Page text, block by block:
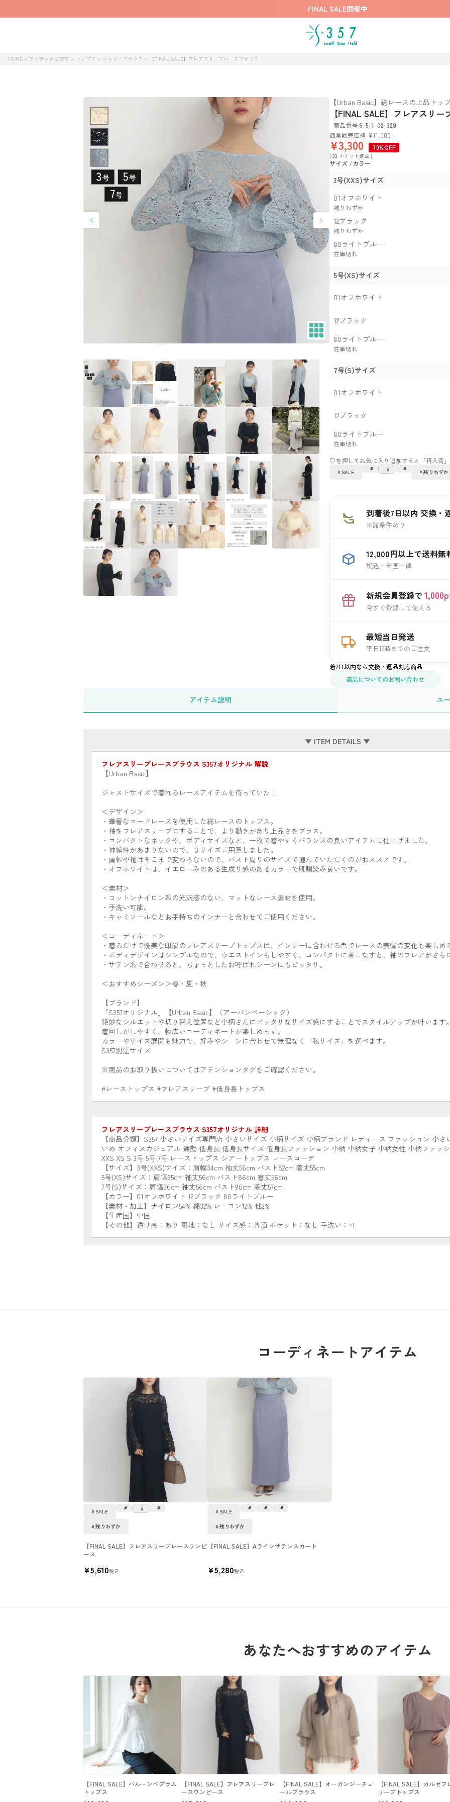
FINAL SALE開催中
HOME アイテムから探す トップス シャツ・ブラウス 【FINAL SALE】フレアスリーブレースブラウス
【Urban Basic】総レースの上品トッ
【FINAL SALE】フレアスリ
商品番号6-5-1-02-329
通常販売価格 ¥11,000
¥3,300 70%OFF
[ 33 ポイント進呈 ]
サイズ カラー
3号(XXS)サイズ
01オフホワイト
残りわずか
12ブラック
残りわずか
80ライトブルー
在庫切れ
5号(XS)サイズ
01オフホワイト
12ブラック
80ライトブルー
在庫切れ
7号(S)サイズ
01オフホワイト
12ブラック
80ライトブルー
在庫切れ
SALE 残りわずか
到着後7日以内 交換・
※諸条件あり
12,000円以上で送料無
税込・全国一律
新規会員登録で
今すぐ登録して使える
最短当日発送
平日12時までのご注文
着7日以内なら交換・返品対応商品
商品についてのお問い合わせ
アイテム説明 ユ
▼ ITEM DETAILS ▼
フレアスリーブレースブラウス S357オリジナル 解説
【Urban Basic】
ジャストサイズで着れるレースアイテムを待っていた！
＜デザイン＞
・華奢なコードレースを使用した総レースのトップス。
・袖をフレアスリーブにすることで、より動きがあり上品さをプラス。
・コンパクトなネックや、ボディサイズなど、一枚で着やすくバランスの良いアイテムに仕上げました。
・伸縮性があまりないので、３サイズご用意しました。
・肩幅や袖はそこまで変わらないので、バスト周りのサイズで選んでいただくのがおススメです。
・オフホワイトは、イエローみのある生成り感のあるカラーで肌馴染み良いです。
＜素材＞
・コットンナイロン系の光沢感のない、マットなレース素材を使用。
・手洗い可能。
・キャミソールなどお手持ちのインナーと合わせてご使用ください。
＜コーディネート＞
・着るだけで優美な印象のフレアスリーブトップスは、インナーに合わせる色でレースの表情の変化も楽しめ
・ボディデザインはシンプルなので、ウエストインもしやすく、コンパクトに着こなすと、袖のフレアがさら
・サテン系で合わせると、ちょっとしたお呼ばれシーンにもピッタリ。
＜おすすめシーズン＞春・夏・秋
【ブランド】
「S357オリジナル」【Urban Basic】（アーバンベーシック）
絶妙なシルエットや切り替え位置など小柄さんにピッタリなサイズ感にすることでスタイルアップが叶います。
着回しがしやすく、幅広いコーディネートが楽しめます。
カラーやサイズ展開も魅力で、好みやシーンに合わせて無理なく「私サイズ」を選べます。
S357別注サイズ
※商品のお取り扱いについてはアテンションタグをご確認ください。
#レーストップス #フレアスリーブ #低身長トップス
フレアスリーブレースブラウス S357オリジナル 詳細
【商品分類】S357 小さいサイズ専門店 小さいサイズ 小柄サイズ 小柄ブランド レディース ファッション 小
いめ オフィスカジュアル 通勤 低身長 低身長サイズ 低身長ファッション 小柄 小柄女子 小柄女性 小柄ファッ
XXS XS S 3号 5号 7号 レーストップス シアートップス レースコーデ
【サイズ】3号(XXS)サイズ：肩幅34cm 袖丈56cm バスト82cm 着丈55cm
5号(XS)サイズ：肩幅35cm 袖丈56cm バスト86cm 着丈56cm
7号(S)サイズ：肩幅36cm 袖丈56cm バスト90cm 着丈57cm
【カラー】01オフホワイト 12ブラック 80ライトブルー
【素材・加工】ナイロン54% 綿32% レーヨン12% 他2%
【生産国】中国
【その他】透け感：あり 裏地：なし サイズ感：普通 ポケット：なし 手洗い：可
コーディネートアイテム
【FINAL SALE】フレアスリーブレースワンピ
ース
SALE
残りわずか
¥5,610税込
【FINAL SALE】Aラインサテンスカート
SALE
残りわずか
¥5,280税込
あなたへおすすめのアイテム
【FINAL SALE】バルーンペプラム
トップス
【FINAL SALE】フレアスリーブレ
ースワンピース
【FINAL SALE】オーガンジーチュ
ールブラウス
【FINAL SALE】カルゼフ
リーブトップス